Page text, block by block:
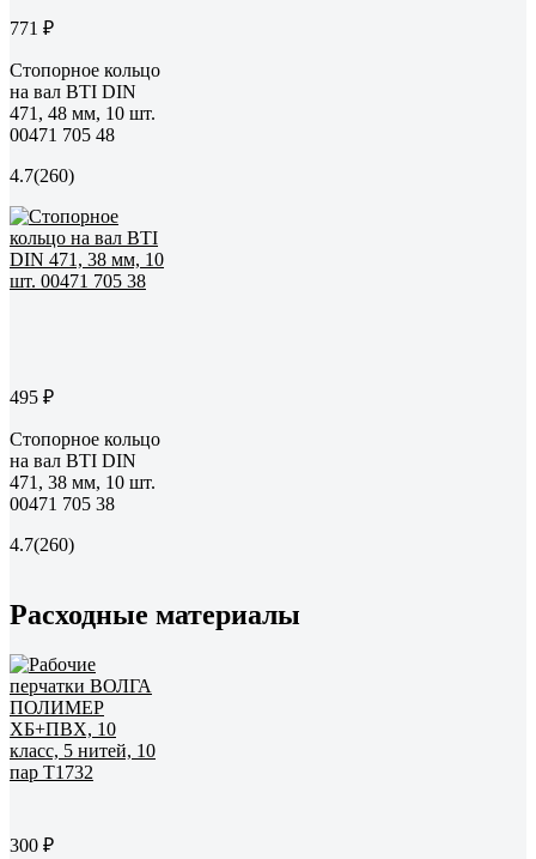
771 ₽
Стопорное кольцо
на вал BTI DIN
471, 48 мм, 10 шт.
00471 705 48
4.7(260)
495 ₽
Стопорное кольцо
на вал BTI DIN
471, 38 мм, 10 шт.
00471 705 38
4.7(260)
Расходные материалы
300 ₽